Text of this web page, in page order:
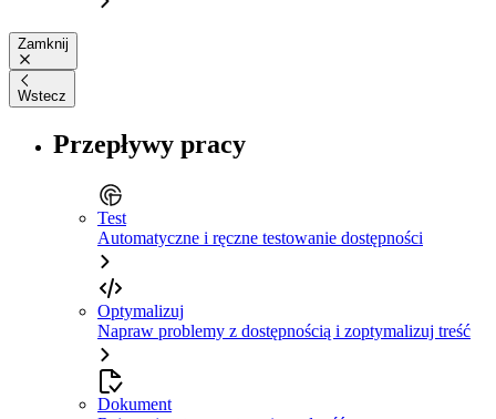
Zamknij
Wstecz
Przepływy pracy
Test
Automatyczne i ręczne testowanie dostępności
Optymalizuj
Napraw problemy z dostępnością i zoptymalizuj treść
Dokument